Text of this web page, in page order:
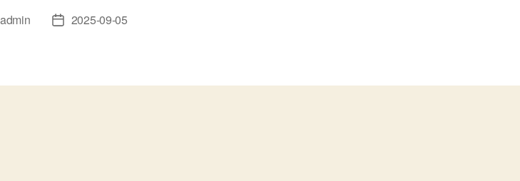
admin
文
日
2025-09-05